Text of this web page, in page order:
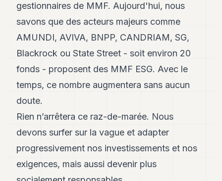
gestionnaires de MMF. Aujourd'hui, nous
savons que des acteurs majeurs comme
AMUNDI, AVIVA, BNPP, CANDRIAM, SG,
Blackrock ou State Street - soit environ 20
fonds - proposent des MMF ESG. Avec le
temps, ce nombre augmentera sans aucun
doute.
Rien n’arrêtera ce raz-de-marée. Nous
devons surfer sur la vague et adapter
progressivement nos investissements et nos
exigences, mais aussi devenir plus